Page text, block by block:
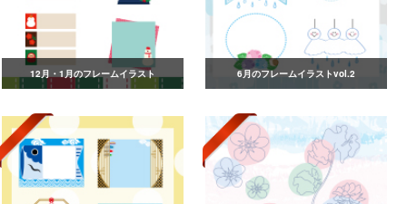
12月・1月のフレームイラスト 6月のフレームイラストvol.2